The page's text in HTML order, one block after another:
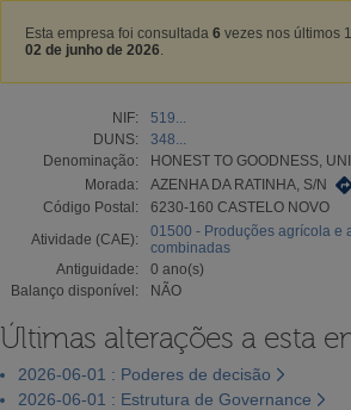
Esta empresa foi consultada 6 vezes nos últimos
02 de junho de 2026
NIF:
519...
DUNS:
348...
Denominação:
HONEST TO GOODNESS,
Morada:
AZENHA DA RATINHA, S/N
Código Postal:
6230-160 CASTELO NOVO
Atividade (CAE):
01500 - Produções agrícola e
combinadas
Antiguidade:
0 ano(s)
Balanço disponível:
NÃO
Últimas alterações a esta
2026-06-01 : Poderes de decisão
2026-06-01 : Estrutura de Governance